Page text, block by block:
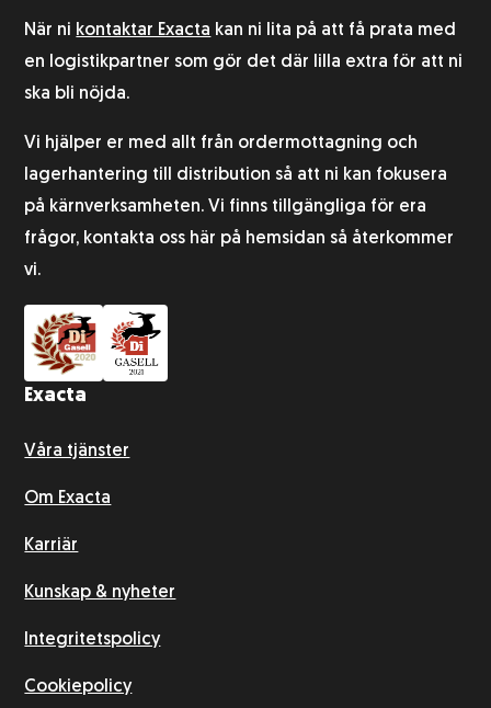
När ni kontaktar Exacta kan ni lita på att få prata med
en logistikpartner som gör det där lilla extra för att ni
ska bli nöjda.
Vi hjälper er med allt från ordermottagning och
lagerhantering till distribution så att ni kan fokusera
på kärnverksamheten. Vi finns tillgängliga för era
frågor, kontakta oss här på hemsidan så återkommer
vi.
Exacta
Våra tjänster
Om Exacta
Karriär
Kunskap & nyheter
Integritetspolicy
Cookiepolicy